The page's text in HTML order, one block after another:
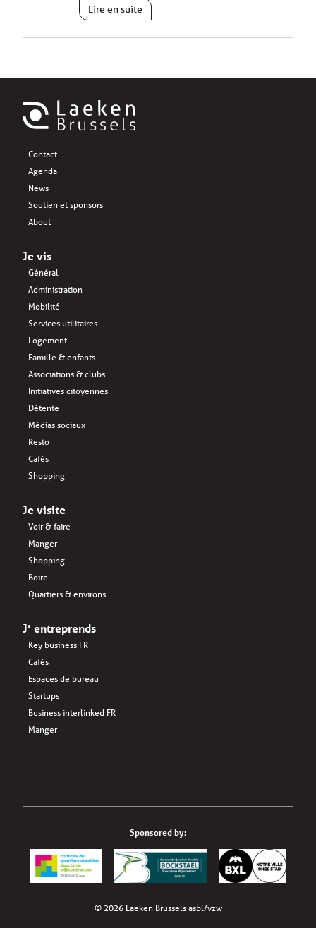
Lire en suite
Contact
Agenda
News
Soutien et sponsors
About
Je vis
Général
Administration
Mobilité
Services utilitaires
Logement
Famille & enfants
Associations & clubs
Initiatives citoyennes
Détente
Médias sociaux
Resto
Cafés
Shopping
Je visite
Voir & faire
Manger
Shopping
Boire
Quartiers & environs
J’ entreprends
Key business FR
Cafés
Espaces de bureau
Startups
Business interlinked FR
Manger
Sponsored by:
© 2026 Laeken Brussels asbl/vzw